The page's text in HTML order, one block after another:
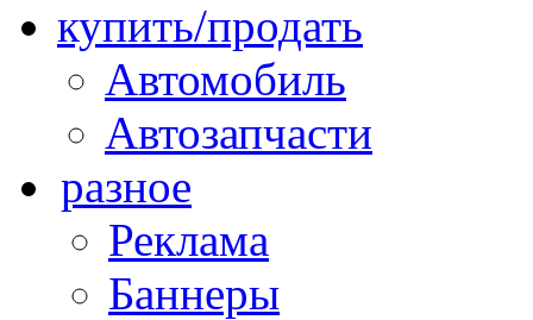
купить/продать
Автомобиль
Автозапчасти
разное
Реклама
Баннеры